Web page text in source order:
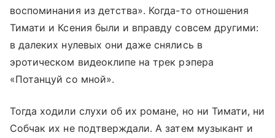
воспоминания из детства». Когда-то отношения
Тимати и Ксения были и вправду совсем другими:
в далеких нулевых они даже снялись в
эротическом видеоклипе на трек рэпера
«Потанцуй со мной».
Тогда ходили слухи об их романе, но ни Тимати, ни
Собчак их не подтверждали. А затем музыкант и